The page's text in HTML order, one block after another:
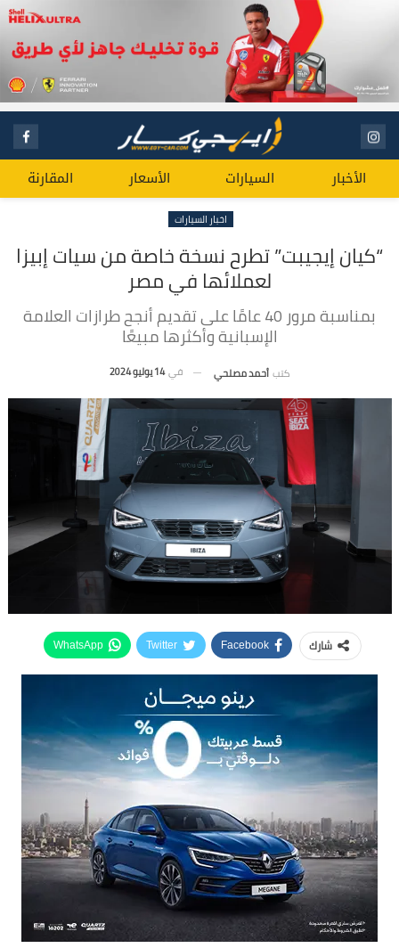
الأخبار السيارات الأسعار المقارنة
اخبار السيارات
“كيان إيجيبت” تطرح نسخة خاصة من سيات إبيزا
لعملائها في مصر
بمناسبة مرور 40 عامًا على تقديم أنجح طرازات العلامة
الإسبانية وأكثرها مبيعًا
كتب أحمد مصلحي في 14 يوليو 2024
شارك Facebook
Twitter
WhatsApp